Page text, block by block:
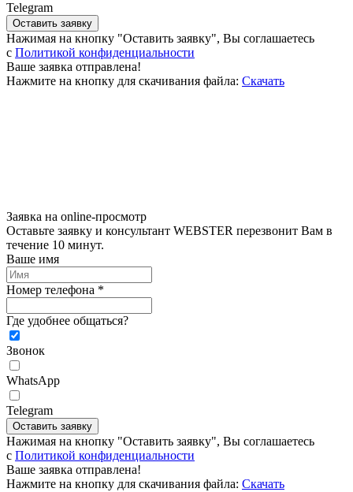
Telegram
Оставить заявку
Нажимая на кнопку "Оставить заявку", Вы соглашаетесь
c Политикой конфиденциальности
Ваше заявка отправлена!
Нажмите на кнопку для скачивания файла: Скачать
Заявка на online-просмотр
Оставьте заявку и консультант WEBSTER перезвонит Вам в
течение 10 минут.
Ваше имя
Номер телефона *
Где удобнее общаться?
Звонок
WhatsApp
Telegram
Оставить заявку
Нажимая на кнопку "Оставить заявку", Вы соглашаетесь
c Политикой конфиденциальности
Ваше заявка отправлена!
Нажмите на кнопку для скачивания файла: Скачать